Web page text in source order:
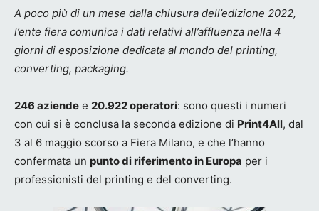
A poco più di un mese dalla chiusura dell’edizione 2022,
l’ente fiera comunica i dati relativi all’affluenza nella 4
giorni di esposizione dedicata al mondo del printing,
converting, packaging.
246 aziende e 20.922 operatori: sono questi i numeri
con cui si è conclusa la seconda edizione di Print4All, dal
3 al 6 maggio scorso a Fiera Milano, e che l’hanno
confermata un punto di riferimento in Europa per i
professionisti del printing e del converting.